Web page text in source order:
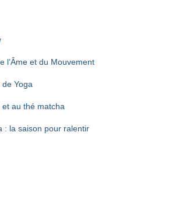
l’Âme et du Mouvement
Yoga
au thé matcha
: la saison pour ralentir